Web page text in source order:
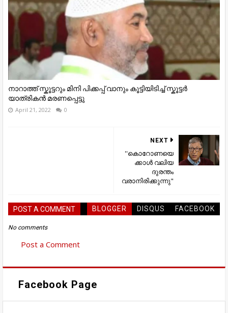
നാറാത്ത് സ്കൂട്ടറും മിനി പിക്കപ്പ് വാനും കൂട്ടിയിടിച്ച് സ്കൂട്ടർ
യാത്രികൻ മരണപ്പെട്ടു
April 21, 2022 0
NEXT
''കൊറോണയെ
ക്കാള്‍ വലിയ
ദുരന്തം
വരാനിരിക്കുന്നു"
POST A COMMENT BLOGGER DISQUS FACEBOOK
No comments
Post a Comment
Facebook Page